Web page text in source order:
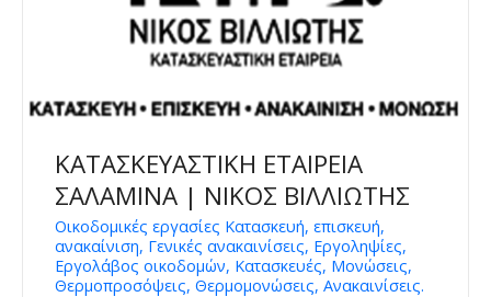
ΚΑΤΑΣΚΕΥΑΣΤΙΚΗ ΕΤΑΙΡΕΙΑ
ΣΑΛΑΜΙΝΑ | ΝΙΚΟΣ ΒΙΛΛΙΩΤΗΣ
Οικοδομικές εργασίες Κατασκευή, επισκευή,
ανακαίνιση, Γενικές ανακαινίσεις, Εργοληψίες,
Εργολάβος οικοδομών, Κατασκευές, Μονώσεις,
Θερμοπροσόψεις, Θερμομονώσεις, Ανακαινίσεις.